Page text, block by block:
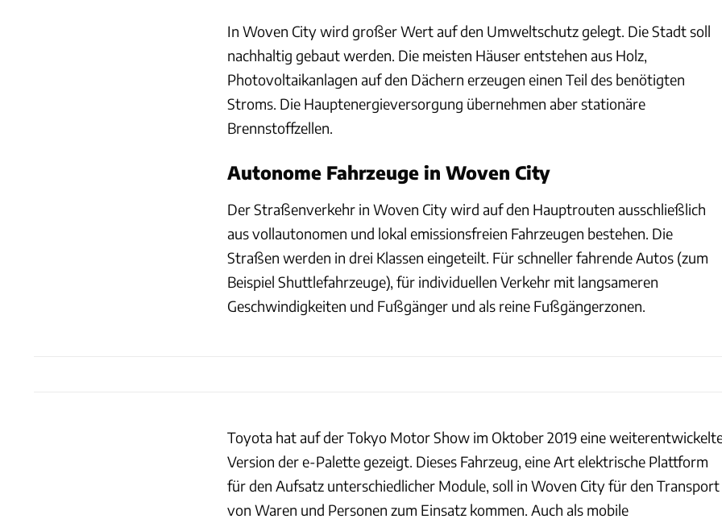
In Woven City wird großer Wert auf den Umweltschutz gelegt. Die Stadt soll
nachhaltig gebaut werden. Die meisten Häuser entstehen aus Holz,
Photovoltaikanlagen auf den Dächern erzeugen einen Teil des benötigten
Stroms. Die Hauptenergieversorgung übernehmen aber stationäre
Brennstoffzellen.
Autonome Fahrzeuge in Woven City
Der Straßenverkehr in Woven City wird auf den Hauptrouten ausschließlich
aus vollautonomen und lokal emissionsfreien Fahrzeugen bestehen. Die
Straßen werden in drei Klassen eingeteilt. Für schneller fahrende Autos (zum
Beispiel Shuttlefahrzeuge), für individuellen Verkehr mit langsameren
Geschwindigkeiten und Fußgänger und als reine Fußgängerzonen.
Toyota hat auf der Tokyo Motor Show im Oktober 2019 eine
Version der e-Palette gezeigt. Dieses Fahrzeug, eine Art elektrische Plattform
für den Aufsatz unterschiedlicher Module, soll in Woven City für den Transport
von Waren und Personen zum Einsatz kommen. Auch als mobile